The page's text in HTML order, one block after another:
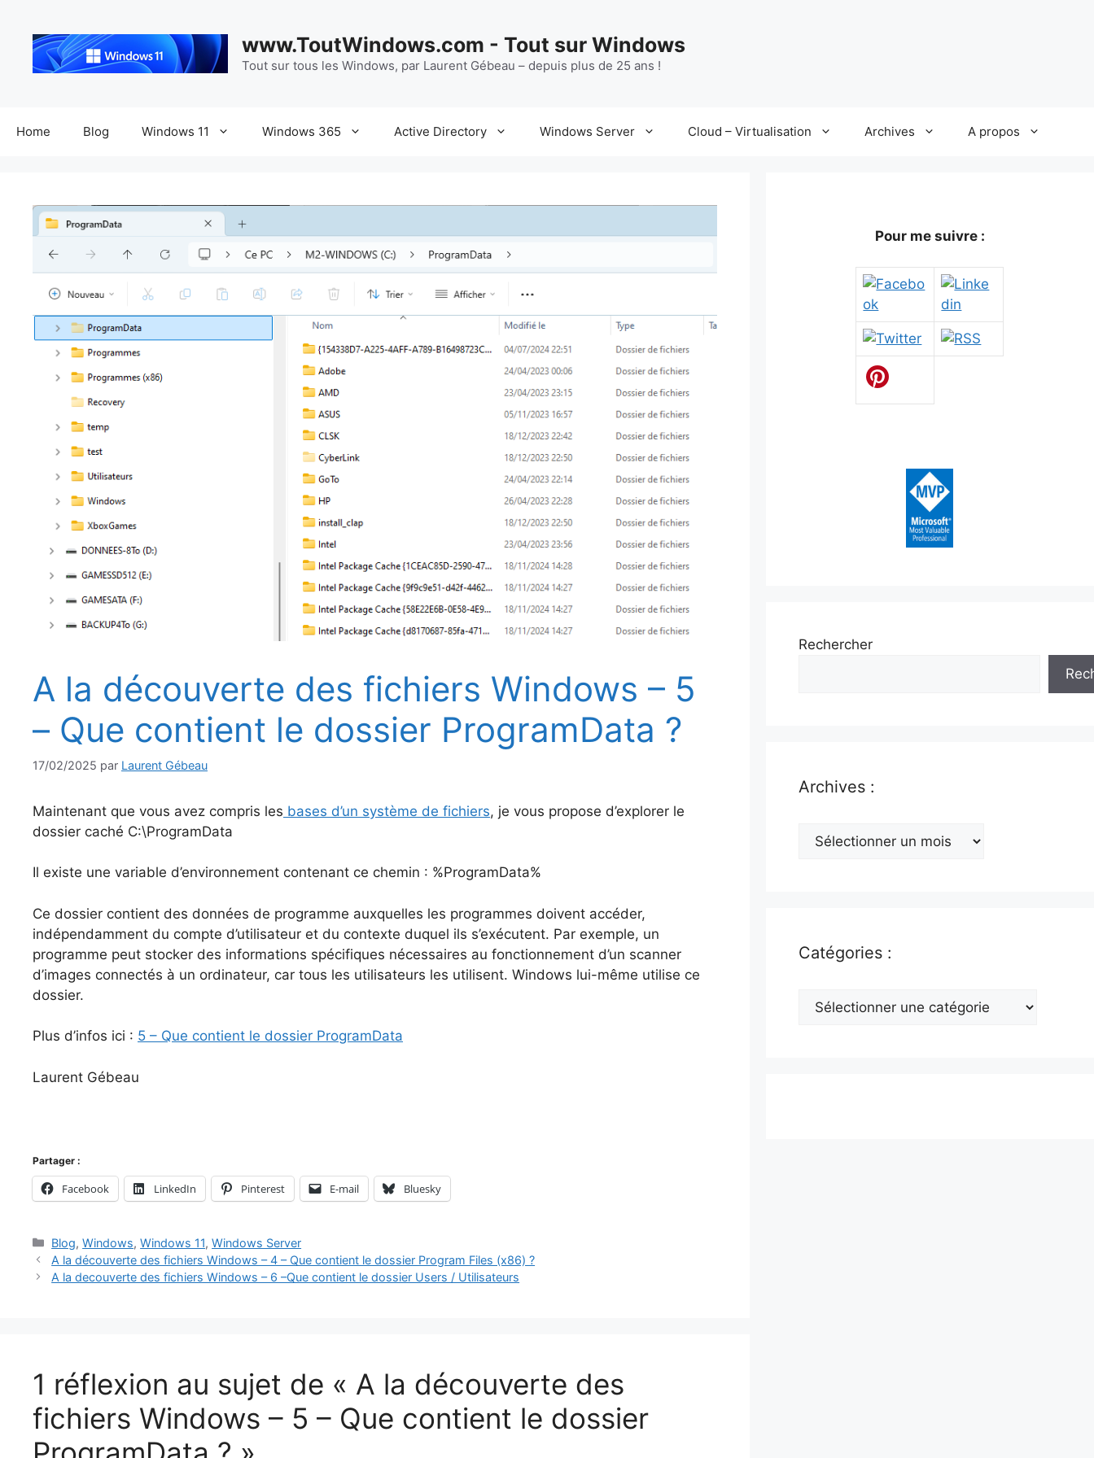
contenu
www.ToutWindows.com - Tout sur Windows
Tout sur tous les Windows, par Laurent Gébeau – depuis plus de 25 ans !
Home Blog Windows 11 Windows 365 Active Directory Windows Server Cloud – Virtualisation Archives A propos
A la découverte des fichiers Windows – 5
– Que contient le dossier ProgramData ?
17/02/2025 par Laurent Gébeau
Maintenant que vous avez compris les bases d’un système de fichiers, je vous propose d’explorer le
dossier caché C:\ProgramData
Il existe une variable d’environnement contenant ce chemin : %ProgramData%
Ce dossier contient des données de programme auxquelles les programmes doivent accéder,
indépendamment du compte d’utilisateur et du contexte duquel ils s’exécutent. Par exemple, un
programme peut stocker des informations spécifiques nécessaires au fonctionnement d’un scanner
d’images connectés à un ordinateur, car tous les utilisateurs les utilisent. Windows lui-même utilise ce
dossier.
Plus d’infos ici : 5 – Que contient le dossier ProgramData
Laurent Gébeau
Partager :
Facebook LinkedIn Pinterest E-mail Bluesky
Catégories
Blog,Windows,Windows 11,Windows Server
A la découverte des fichiers Windows – 4 – Que contient le dossier Program Files (x86) ?
A la decouverte des fichiers Windows – 6 –Que contient le dossier Users / Utilisateurs
1 réflexion au sujet de « A la découverte des
fichiers Windows – 5 – Que contient le dossier
Pour me suivre :
Rechercher
Archives :
Archives
Catégories :
Catégories